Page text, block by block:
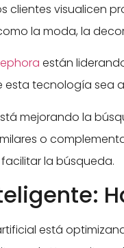
clientes visualicen
la moda, la
están
esta tecnología sea
mejorando la
o
la búsqueda.
está